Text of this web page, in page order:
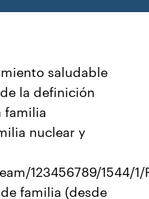
saludable
la definición
familia
nuclear y
123456789/1544/1/
familia (desde